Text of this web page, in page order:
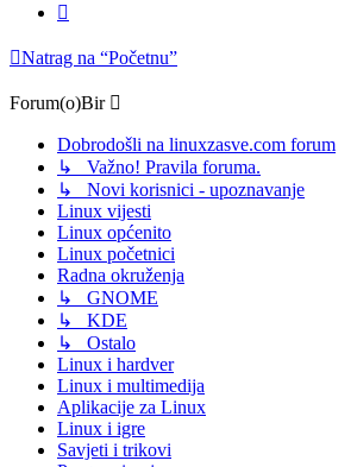
Natrag na “Početnu”
Forum(o)Bir
Dobrodošli na linuxzasve.com forum
↳ Važno! Pravila foruma.
↳ Novi korisnici - upoznavanje
Linux vijesti
Linux općenito
Linux početnici
Radna okruženja
↳ GNOME
↳ KDE
↳ Ostalo
Linux i hardver
Linux i multimedija
Aplikacije za Linux
Linux i igre
Savjeti i trikovi